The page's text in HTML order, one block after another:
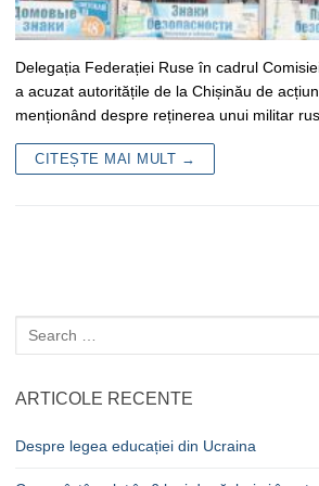
Delegația Federației Ruse în cadrul
a acuzat autoritățile de la Chișinău de
menționând despre reținerea unui militar
CITEȘTE MAI MULT →
Caută
după:
ARTICOLE RECENTE
Despre legea educației din Ucraina